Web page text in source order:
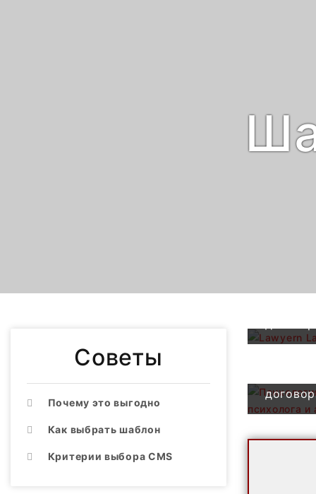
Советы
Почему это выгодно
Как выбрать шаблон
Критерии выбора CMS